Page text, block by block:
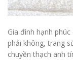
Gia đình hạnh
phải không, trang
chuyền thạch anh